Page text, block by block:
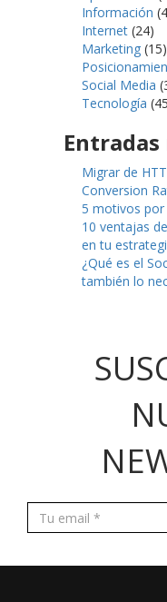
Información
Internet (24)
Marketing (15)
Social Media
Tecnología
Migrar de
Conversion
5 motivos por
10 ventajas
en tu
¿Qué es el
también lo